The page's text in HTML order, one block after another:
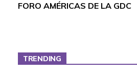
FORO AMÉRICAS DE LA GDC
TRENDING